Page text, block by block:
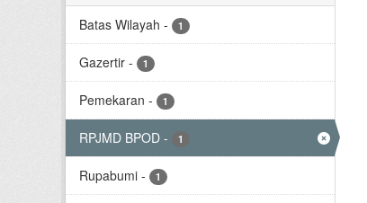
Batas Wilayah - 1
Gazertir - 1
Pemekaran - 1
RPJMD BPOD - 1
Rupabumi - 1